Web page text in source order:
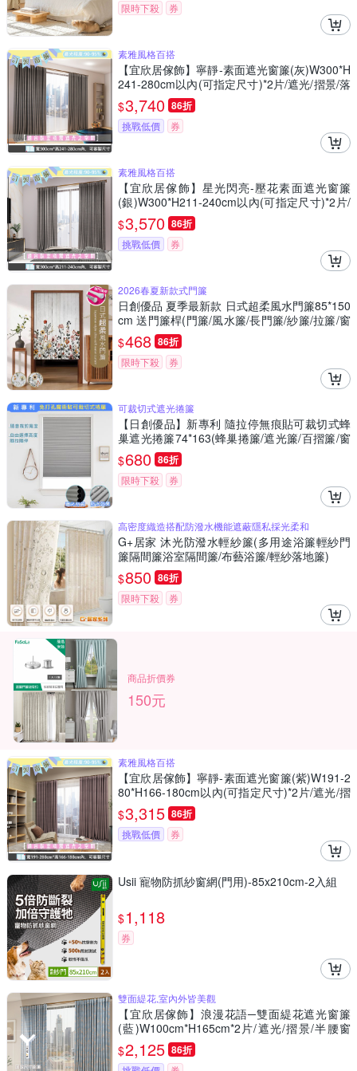
限時下殺 券
素雅風格百搭
【宜欣居傢飾】寧靜-素面遮光窗簾(灰)W300*H
241-280cm以內(可指定尺寸)*2片/遮光/摺景/落
地/窗簾/台灣製MIT
$3,740 86折
挑戰低價 券
素雅風格百搭
【宜欣居傢飾】星光閃亮-壓花素面遮光窗簾
(銀)W300*H211-240cm以內(可指定尺寸)*2片/
遮光/摺景/落地/窗簾/台灣製MIT
$3,570 86折
挑戰低價 券
2026春夏新款式門簾
日創優品 夏季最新款 日式超柔風水門簾85*150
cm 送門簾桿(門簾/風水簾/長門簾/紗簾/拉簾/窗
簾)
$468 86折
限時下殺 券
可裁切式遮光捲簾
【日創優品】新專利 隨拉停無痕貼可裁切式蜂
巢遮光捲簾74*163(蜂巢捲簾/遮光簾/百摺簾/窗
簾/門簾)
$680 86折
限時下殺 券
高密度織造搭配防潑水機能遮蔽隱私採光柔和
G+居家 沐光防潑水輕紗簾(多用途浴簾輕紗門
簾隔間簾浴室隔間簾/布藝浴簾/輕紗落地簾)
$850 86折
限時下殺 券
商品折價券
150元
素雅風格百搭
【宜欣居傢飾】寧靜-素面遮光窗簾(紫)W191-2
80*H166-180cm以內(可指定尺寸)*2片/遮光/摺
景/半腰/窗簾/台灣製MIT
$3,315 86折
挑戰低價 券
Usii 寵物防抓紗窗網(門用)-85x210cm-2入組
$1,118
券
雙面緹花,室內外皆美觀
【宜欣居傢飾】浪漫花語─雙面緹花遮光窗簾
(藍)W100cm*H165cm*2片/遮光/摺景/半腰窗
簾/台灣製MIT
$2,125 86折